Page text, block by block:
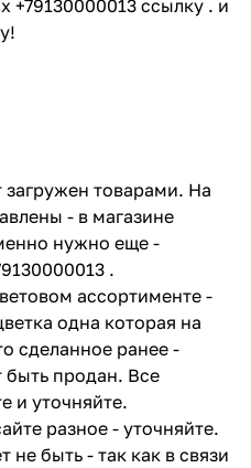
+79130000013 ссылку . и
товарами. На
- в магазине
нужно еще -
.
ассортименте -
одна которая на
сделанное ранее -
быть продан. Все
и уточняйте.
разное - уточняйте.
быть - так как в связи